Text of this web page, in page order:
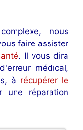
nous
faire assister
. Il vous dira
médical,
à récupérer le
une réparation